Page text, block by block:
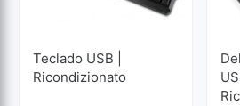
Teclado USB |
Ricondizionato